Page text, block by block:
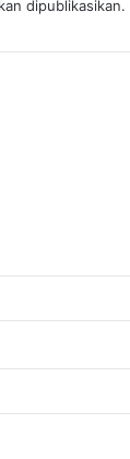
dipublikasikan.